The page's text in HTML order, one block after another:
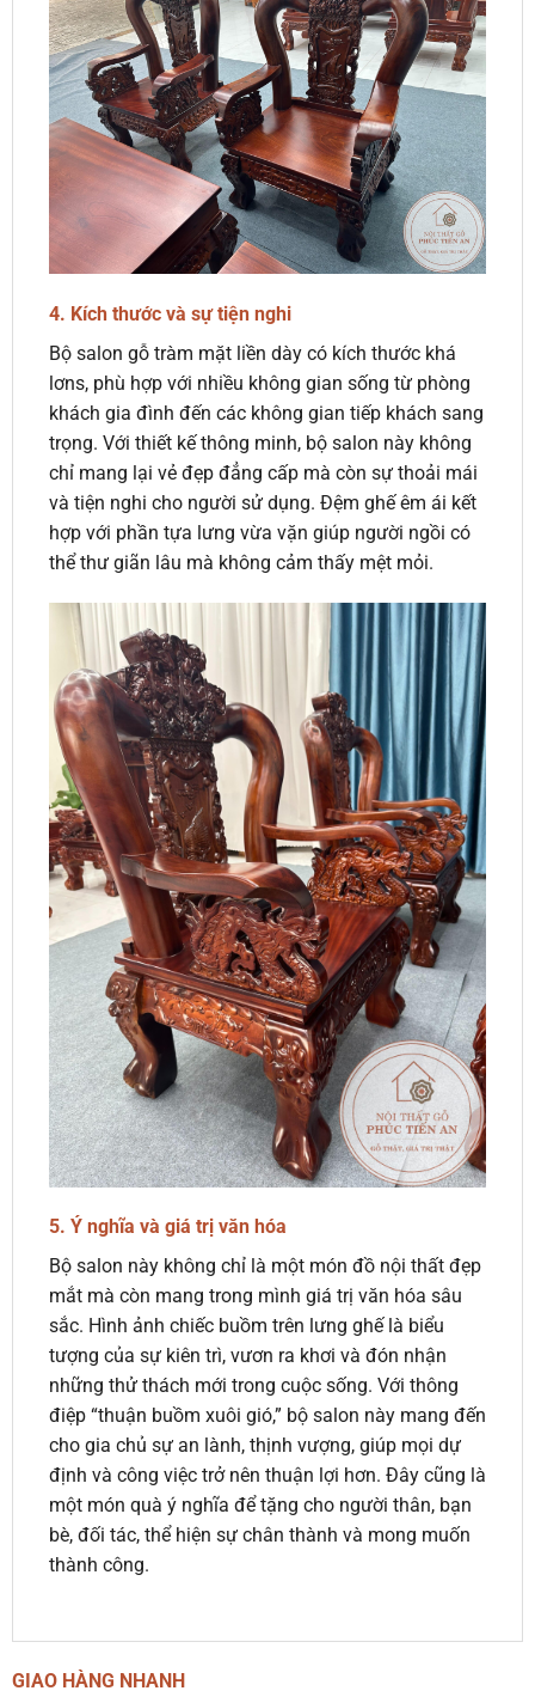
4. Kích thước và sự tiện nghi
Bộ salon gỗ tràm mặt liền dày có kích thước khá
lơns, phù hợp với nhiều không gian sống từ phòng
khách gia đình đến các không gian tiếp khách sang
trọng. Với thiết kế thông minh, bộ salon này không
chỉ mang lại vẻ đẹp đẳng cấp mà còn sự thoải mái
và tiện nghi cho người sử dụng. Đệm ghế êm ái kết
hợp với phần tựa lưng vừa vặn giúp người ngồi có
thể thư giãn lâu mà không cảm thấy mệt mỏi.
5. Ý nghĩa và giá trị văn hóa
Bộ salon này không chỉ là một món đồ nội thất đẹp
mắt mà còn mang trong mình giá trị văn hóa sâu
sắc. Hình ảnh chiếc buồm trên lưng ghế là biểu
tượng của sự kiên trì, vươn ra khơi và đón nhận
những thử thách mới trong cuộc sống. Với thông
điệp “thuận buồm xuôi gió,” bộ salon này mang đến
cho gia chủ sự an lành, thịnh vượng, giúp mọi dự
định và công việc trở nên thuận lợi hơn. Đây cũng là
một món quà ý nghĩa để tặng cho người thân, bạn
bè, đối tác, thể hiện sự chân thành và mong muốn
thành công.
GIAO HÀNG NHANH